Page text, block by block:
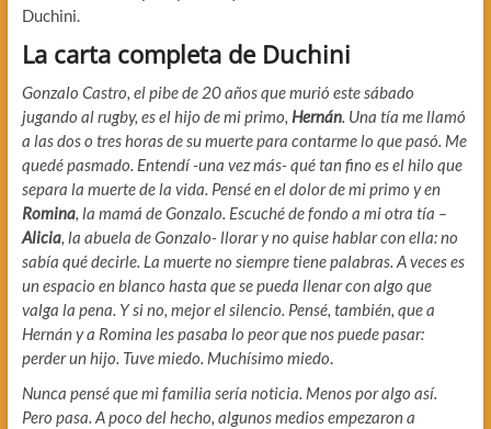
Duchini.
La carta completa de Duchini
Gonzalo Castro, el pibe de 20 años que murió este sábado
jugando al rugby, es el hijo de mi primo, Hernán. Una tía me llamó
a las dos o tres horas de su muerte para contarme lo que pasó. Me
quedé pasmado. Entendí -una vez más- qué tan fino es el hilo que
separa la muerte de la vida. Pensé en el dolor de mi primo y en
Romina, la mamá de Gonzalo. Escuché de fondo a mi otra tía –
Alicia, la abuela de Gonzalo- llorar y no quise hablar con ella: no
sabía qué decirle. La muerte no siempre tiene palabras. A veces es
un espacio en blanco hasta que se pueda llenar con algo que
valga la pena. Y si no, mejor el silencio. Pensé, también, que a
Hernán y a Romina les pasaba lo peor que nos puede pasar:
perder un hijo. Tuve miedo. Muchísimo miedo.
Nunca pensé que mi familia sería noticia. Menos por algo así.
Pero pasa. A poco del hecho, algunos medios empezaron a